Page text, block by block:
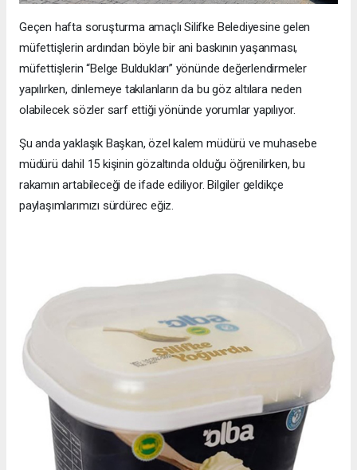
Geçen hafta soruşturma amaçlı Silifke Belediyesine gelen
müfettişlerin ardından böyle bir ani baskının yaşanması,
müfettişlerin “Belge Buldukları” yönünde değerlendirmeler
yapılırken, dinlemeye takılanların da bu göz altılara neden
olabilecek sözler sarf ettiği yönünde yorumlar yapılıyor.
Şu anda yaklaşık Başkan, özel kalem müdürü ve muhasebe
müdürü dahil 15 kişinin gözaltında olduğu öğrenilirken, bu
rakamın artabileceği de ifade ediliyor. Bilgiler geldikçe
paylaşımlarımızı sürdürec eğiz.